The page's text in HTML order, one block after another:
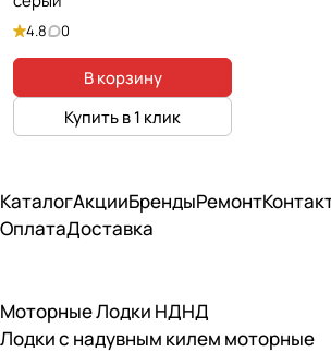
4.8 0
В корзину
Купить в 1 клик
КаталогАкцииБрендыРемонт
ОплатаДоставка
Моторные Лодки НДНД
Лодки с надувным килем моторные